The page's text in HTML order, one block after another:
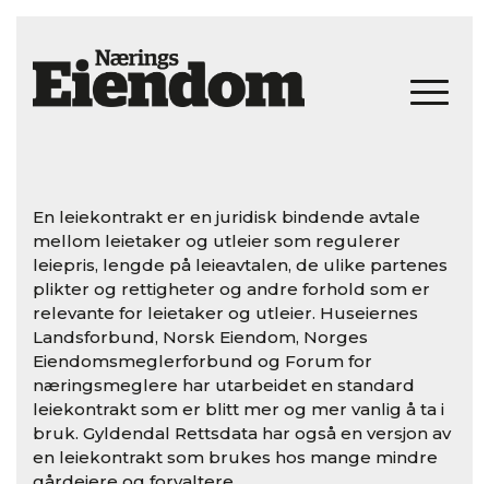
En leiekontrakt er en juridisk bindende avtale
mellom leietaker og utleier som regulerer
leiepris, lengde på leieavtalen, de ulike partenes
plikter og rettigheter og andre forhold som er
relevante for leietaker og utleier. Huseiernes
Landsforbund, Norsk Eiendom, Norges
Eiendomsmeglerforbund og Forum for
næringsmeglere har utarbeidet en standard
leiekontrakt som er blitt mer og mer vanlig å ta i
bruk. Gyldendal Rettsdata har også en versjon av
en leiekontrakt som brukes hos mange mindre